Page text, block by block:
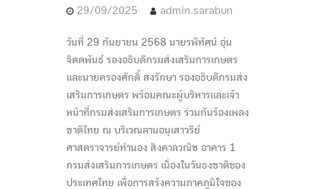
29/09/2025 admin.sarabun
วันที่ 29 กันยายน 2568 นายรพีทัศน์​ อุ่น
จิตตพันธ์ รองอธิบดีกรมส่งเสริมการเกษตร
และนายครองศักดิ์ สงรักษา รองอธิบดีกรมส่ง
เสริมการเกษตร พร้อมคณะผู้บริหารและเจ้า
หน้าที่กรมส่งเสริมการเกษตร ร่วมกันร้องเพลง
ชาติไทย ณ บริเวณลานอนุเสาวรีย์
ศาสตราจารย์ทำนอง สิงคาลวณิช อาคาร 1
กรมส่งเสริมการเกษตร เนื่องในวันธงชาติของ
ประเทศไทย เพื่อการสร้งความภาคภูมิใจของ